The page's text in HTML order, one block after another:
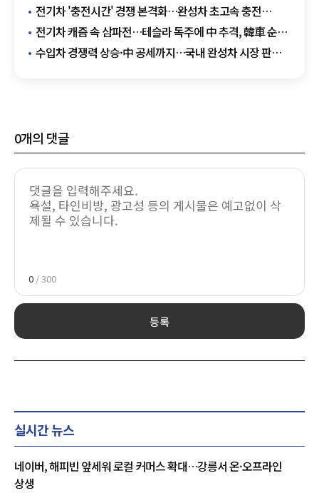
전기차 '충전시간' 경쟁 본격화…완성차 초고속 충전
인프라 전면전
전기차 캐즘 속 삼파전…테슬라 독주에 中 추격, 韓車 순위
흔들릴까
수입차 경쟁력 상승·中 공세까지…국내 완성차 시장 판
0개의 댓글
0 / 300
등록
실시간 뉴스
네이버, 해피빈 앞세워 로컬 커머스 확대…강릉서 온·오프라인
상생